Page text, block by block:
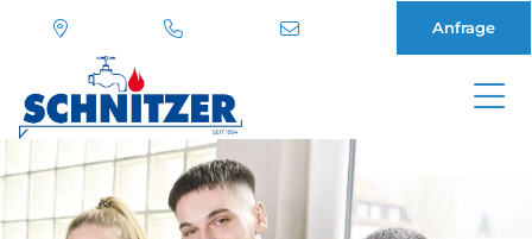
Inhalt
Anfrage